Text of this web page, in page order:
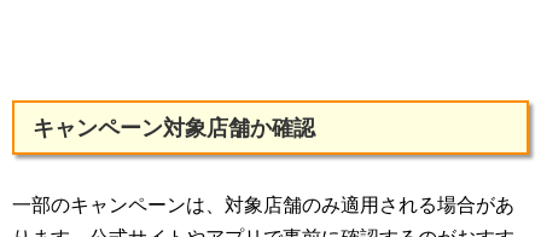
キャンペーン対象店舗か確認
一部のキャンペーンは、対象店舗のみ適用される場合があ